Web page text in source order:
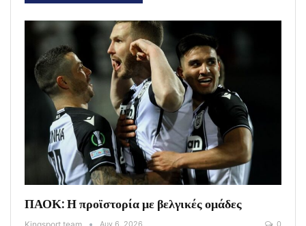
ΠΑΟΚ: Η προϊστορία με βελγικές ομάδες